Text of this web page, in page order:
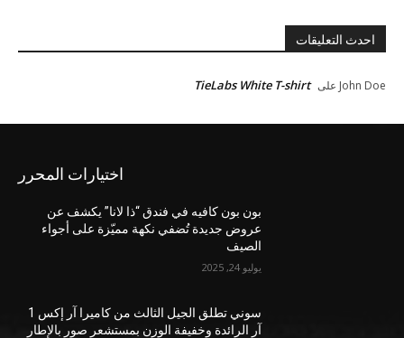
احدث التعليقات
John Doe على TieLabs White T-shirt
اختيارات المحرر
بون بون كافيه في فندق “ذا لانا” يكشف عن
عروض جديدة تُضفي نكهة مميّزة على أجواء
الصيف
يوليو 24, 2025
سوني تطلق الجيل الثالث من كاميرا آر إكس 1
آر الرائدة وخفيفة الوزن بمستشعر صور بالإطار